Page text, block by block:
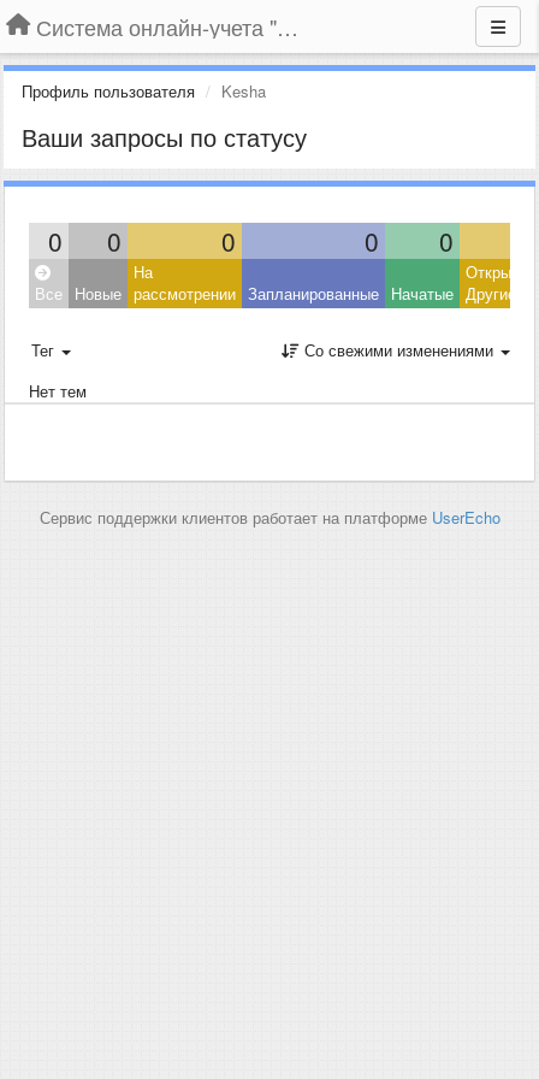
Система онлайн-учета "Большая Птица"
Профиль пользователя Kesha
Ваши запросы по статусу
0 0 0 0 0
Все Новые
На
рассмотрении Запланированные Начатые Другие
Тег
Со свежими изменениями
Нет тем
Сервис поддержки клиентов работает на платформе UserEcho